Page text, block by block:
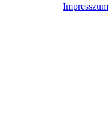
Impresszum